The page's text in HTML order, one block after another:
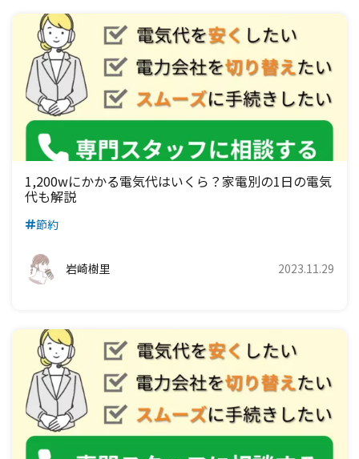
四国電力エリア
九州電力エリア
中国電力エリア
四国電力エリア
九州電力エリア
関西電力エリア
中国電力エリア
四国電力エリア
九州電力エリア
中部電力エリア
関西電力エリア
中国電力エリア
四国電力エリア
九州電力エリア
北陸電力エリア
中部電力エリア
関西電力エリア
中国電力エリア
四国電力エリア
東京電力エリア
北陸電力エリア
中部電力エリア
関西電力エリア
中国電力エリア
九州電力エリア
東北電力エリア
東京電力エリア
北陸電力エリア
中部電力エリア
関西電力エリア
四国電力エリア
1,200wにかかる電気代はいくら？家電別の1日の電気
代も解説
節約
岩崎樹里 2023.11.29